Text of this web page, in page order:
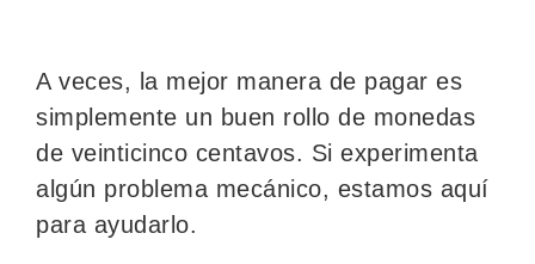
A veces, la mejor manera de pagar es
simplemente un buen rollo de monedas
de veinticinco centavos. Si experimenta
algún problema mecánico, estamos aquí
para ayudarlo.